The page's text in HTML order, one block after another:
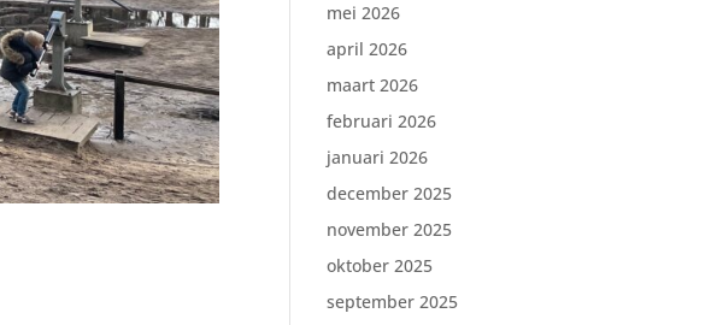
mei 2026
april 2026
maart 2026
februari 2026
januari 2026
december 2025
november 2025
oktober 2025
september 2025